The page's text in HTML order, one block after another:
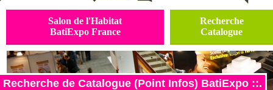
Salon de l'Habitat
BatiExpo France
Recherche
Catalogue
Recherche de Catalogue (Point Infos) BatiExpo ::.